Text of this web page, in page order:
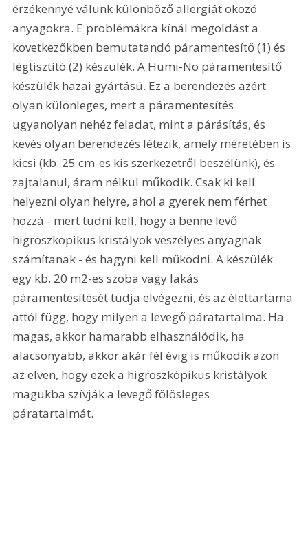
érzékennyé válunk különböző allergiát okozó
anyagokra. E problémákra kínál megoldást a
következőkben bemutatandó páramentesítő (1) és
légtisztító (2) készülék. A Humi-No páramentesítő
készülék hazai gyártású. Ez a berendezés azért
olyan különleges, mert a páramentesítés
ugyanolyan nehéz feladat, mint a párásítás, és
kevés olyan berendezés létezik, amely méretében is
kicsi (kb. 25 cm-es kis szerkezetről beszélünk), és
zajtalanul, áram nélkül működik. Csak ki kell
helyezni olyan helyre, ahol a gyerek nem férhet
hozzá - mert tudni kell, hogy a benne levő
higroszkopikus kristályok veszélyes anyagnak
számítanak - és hagyni kell működni. A készülék
egy kb. 20 m2-es szoba vagy lakás
páramentesítését tudja elvégezni, és az élettartama
attól függ, hogy milyen a levegő páratartalma. Ha
magas, akkor hamarabb elhasználódik, ha
alacsonyabb, akkor akár fél évig is működik azon
az elven, hogy ezek a higroszkópikus kristályok
magukba szívják a levegő fölösleges
páratartalmát.